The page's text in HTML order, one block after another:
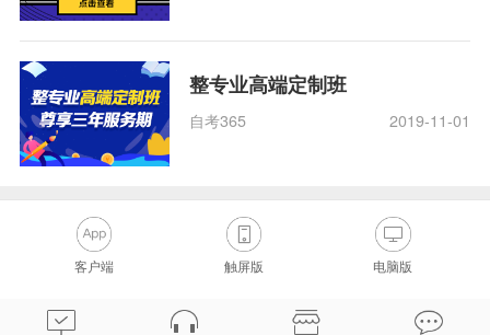
整专业高端定制班
自考365 2019-11-01
客户端 触屏版 电脑版